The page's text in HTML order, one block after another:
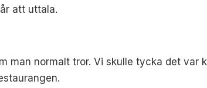
att uttala.
man normalt tror. Vi skulle tycka det var